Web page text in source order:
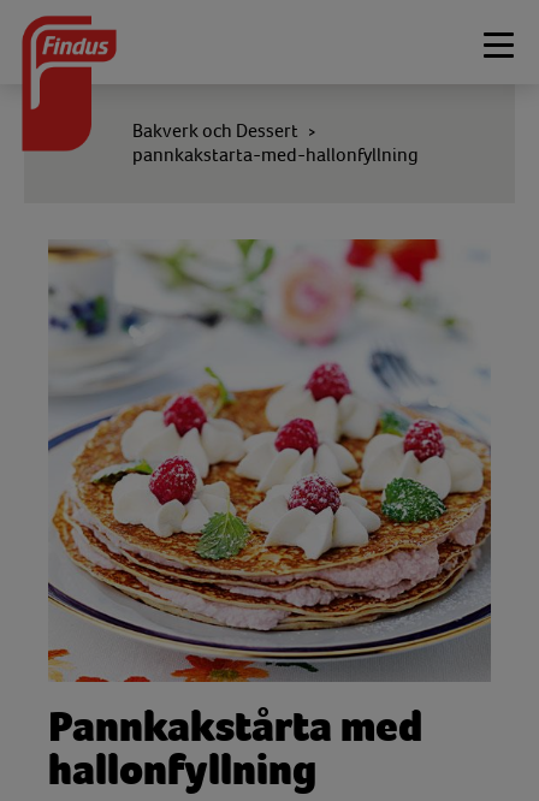
Bakverk och Dessert >
pannkakstarta-med-hallonfyllning
Pannkakstårta med
hallonfyllning